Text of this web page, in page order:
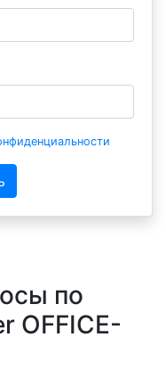
по
OFFICE-